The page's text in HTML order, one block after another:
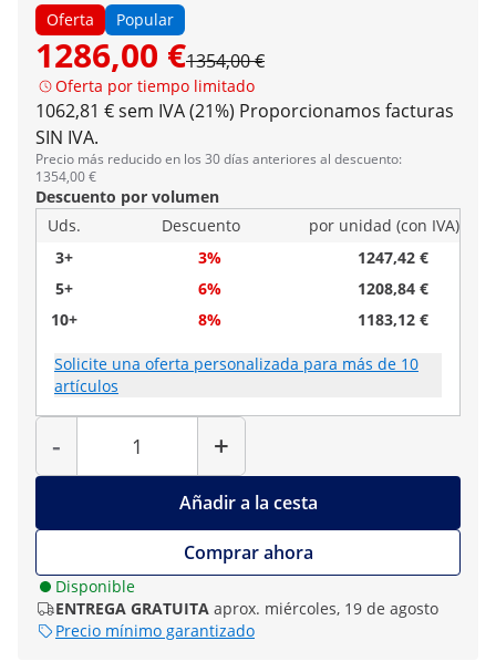
Oferta Popular
1286,00 €1354,00 €
Oferta por tiempo limitado
1062,81 € sem IVA (21%) Proporcionamos facturas
SIN IVA.
Precio más reducido en los 30 días anteriores al descuento:
1354,00 €
Descuento por volumen
Uds.
Descuento
por unidad (con IVA)
3+
3%
1247,42 €
5+
6%
1208,84 €
10+
8% 1183,12 €
Solicite una oferta personalizada para más de 10
artículos
-
Cantidad
+
Añadir a la cesta
Comprar ahora
Disponible
ENTREGA GRATUITA aprox. miércoles, 19 de agosto
Precio mínimo garantizado